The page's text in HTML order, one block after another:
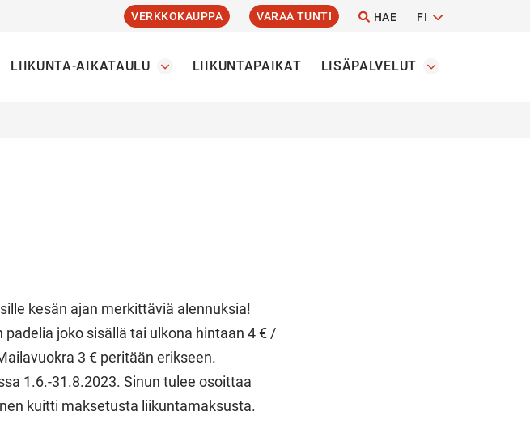
VERKKOKAUPPA VARAA TUNTI HAE FI
LIIKUNTA-AIKATAULU LIIKUNTAPAIKAT LISÄPALVELUT
kesän ajan merkittäviä alennuksia!
joko sisällä tai ulkona hintaan 4 € /
3 € peritään erikseen.
1.6.-31.8.2023. Sinun tulee osoittaa
kuitti maksetusta liikuntamaksusta.